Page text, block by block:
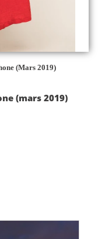
(Mars 2019)
(mars 2019)